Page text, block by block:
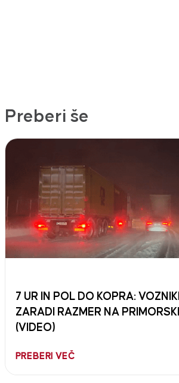
Preberi še
7 UR IN POL DO KOPRA: VOZNIKI
ZARADI RAZMER NA
(VIDEO)
PREBERI VEČ